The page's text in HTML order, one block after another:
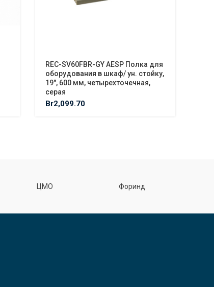
REC-SV60FBR-GY AESP Полка для
оборудования в шкаф/ ун. стойку,
19″, 600 мм, четырехточечная,
серая
Br2,099.70
ЦМО Форинд